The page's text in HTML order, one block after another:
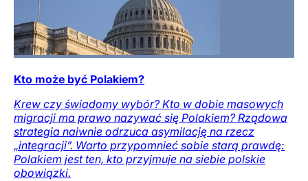
Kto może być Polakiem?
Krew czy świadomy wybór? Kto w dobie masowych
migracji ma prawo nazywać się Polakiem? Rządowa
strategia naiwnie odrzuca asymilację na rzecz
„integracji”. Warto przypomnieć sobie starą prawdę:
Polakiem jest ten, kto przyjmuje na siebie polskie
obowiązki.